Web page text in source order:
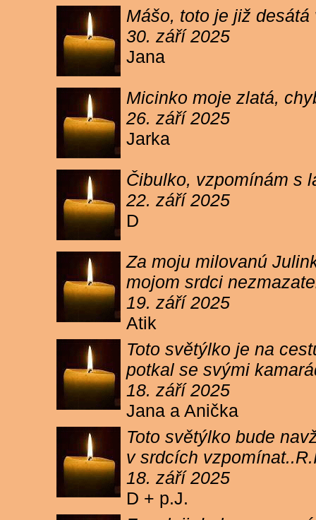
Mášo, toto je již
30. září 2025
Jana
Micinko moje zlatá,
26. září 2025
Jarka
Čibulko, vzpomínám s
22. září 2025
D
Za moju milovanú
mojom srdci
19. září 2025
Atik
Toto světýlko je na
potkal se svými
18. září 2025
Jana a Anička
Toto světýlko bude
v srdcích
18. září 2025
D + p.J.